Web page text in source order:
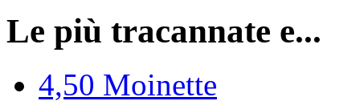
Le più tracannate e...
4,50 Moinette